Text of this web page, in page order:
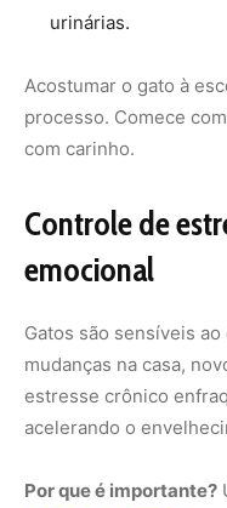
urinárias.
Acostumar o gato à
processo. Comece
com carinho.
Controle de
emocional
Gatos são sensíveis
mudanças na casa,
estresse crônico
acelerando o
Por que é importante?